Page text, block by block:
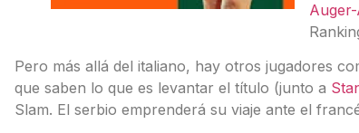
Auger-
Pero más allá del italiano, hay otros jugadores
que saben lo que es levantar el título (junto a
Slam. El serbio emprenderá su viaje ante el